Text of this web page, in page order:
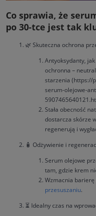
Co sprawia, że
po 30-tce jest tak
🌿 Skuteczna ochrona
Antyoksydanty,
ochronna –
starzenia (https://
serum-olejowe-
Stała obecność
dostarcza skórze
regenerują i
🧴 Odżywienie i
Serum olejowe
tam, gdzie krem
Wzmacnia
przesuszaniu.
⏳ Idealny czas na